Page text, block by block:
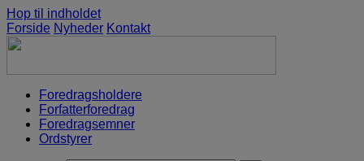
Hop til indholdet
Forside Nyheder Kontakt
Foredragsholdere
Forfatterforedrag
Foredragsemner
Ordstyrer